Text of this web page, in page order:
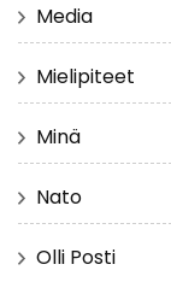
Media
Mielipiteet
Minä
Nato
Olli Posti